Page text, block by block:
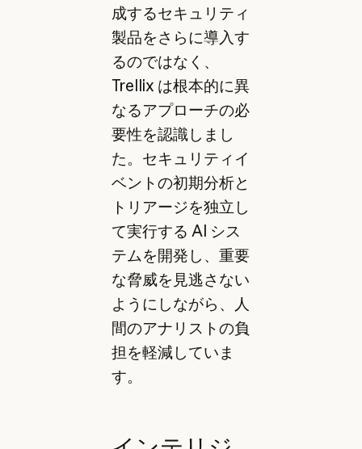
成するセキュリティ
製品をさらに導入す
るのではなく、
Trellix は根本的に異
なるアプローチの必
要性を認識しまし
た。セキュリティイ
ベントの初期分析と
トリアージを独立し
て実行する AI シス
テムを開発し、重要
な脅威を見逃さない
ようにしながら、人
間のアナリストの負
担を軽減していま
す。